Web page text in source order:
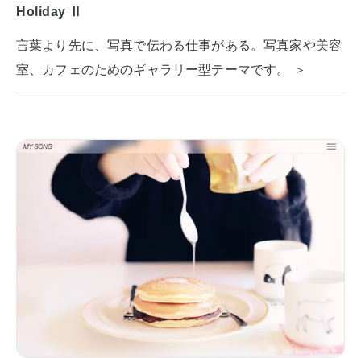
Holiday Ⅱ
言葉より先に、写真で伝わる仕事がある。写真家や美容
室、カフェのためのギャラリー型テーマです。 ＞